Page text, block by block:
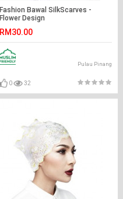
Fashion Bawal SilkScarves -
Flower Design
RM30.00
Pulau Pinang
0 32